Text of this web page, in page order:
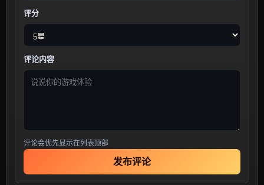
评分
评论内容
评论会优先显示在列表顶部
发布评论